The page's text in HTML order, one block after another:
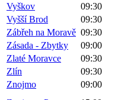
Vyškov
09:30
Vyšší Brod
09:30
Zábřeh na Moravě 09:30
Zásada - Zbytky
09:00
Zlaté Moravce
09:30
Zlín
09:30
Znojmo
09:00